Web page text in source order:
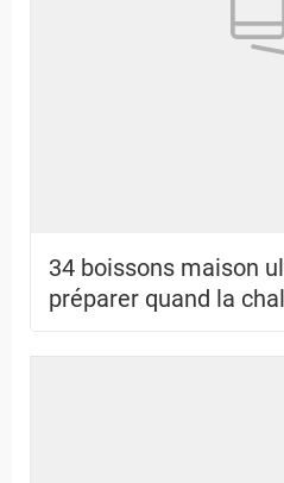
34 boissons maison
préparer quand la